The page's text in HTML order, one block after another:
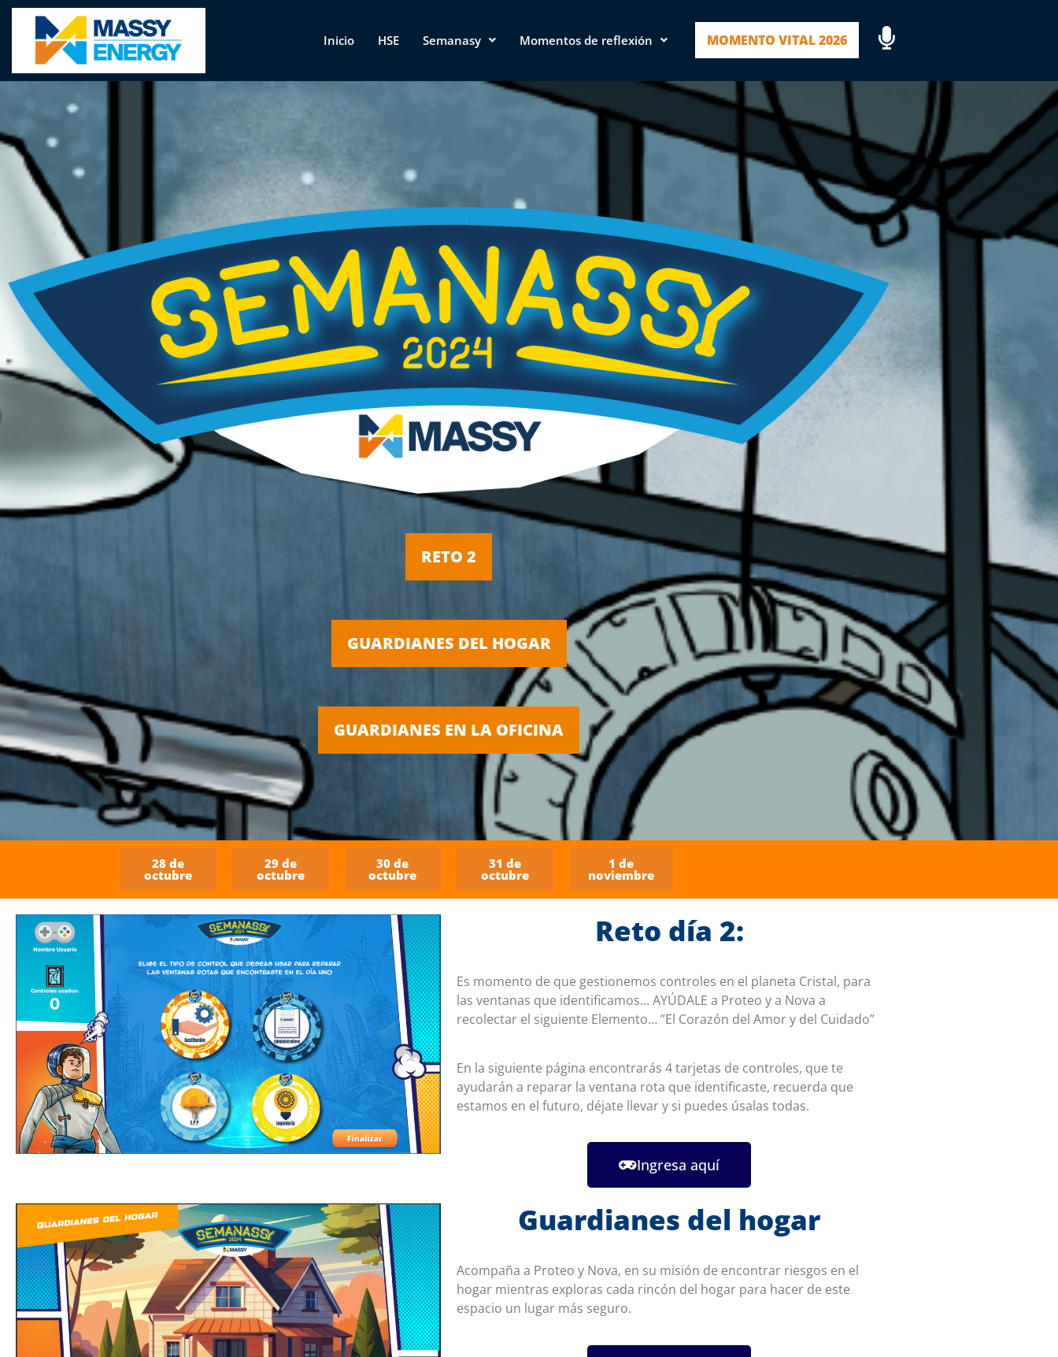
Inicio HSE Semanasy Momentos de reflexión MOMENTO VITAL 2026
RETO 2
GUARDIANES DEL HOGAR
GUARDIANES EN LA OFICINA
28 de
octubre
29 de
octubre
30 de
octubre
31 de
octubre
1 de
noviembre
Reto día 2:
Es momento de que gestionemos controles en el planeta Cristal, para
las ventanas que identificamos… AYÚDALE a Proteo y a Nova a
recolectar el siguiente Elemento… ”El Corazón del Amor y del Cuidado”
En la siguiente página encontrarás 4 tarjetas de controles, que te
ayudarán a reparar la ventana rota que identificaste, recuerda que
estamos en el futuro, déjate llevar y si puedes úsalas todas.
Ingresa aquí
Guardianes del hogar
Acompaña a Proteo y Nova, en su misión de encontrar riesgos en el
hogar mientras exploras cada rincón del hogar para hacer de este
espacio un lugar más seguro.